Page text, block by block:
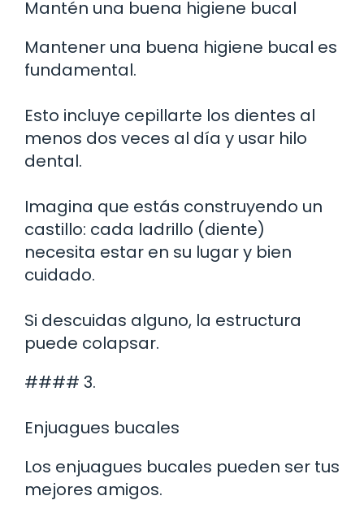
Mantén una buena higiene bucal
Mantener una buena higiene bucal es
fundamental.
Esto incluye cepillarte los dientes al
menos dos veces al día y usar hilo
dental.
Imagina que estás construyendo un
castillo: cada ladrillo (diente)
necesita estar en su lugar y bien
cuidado.
Si descuidas alguno, la estructura
puede colapsar.
#### 3.
Enjuagues bucales
Los enjuagues bucales pueden ser tus
mejores amigos.